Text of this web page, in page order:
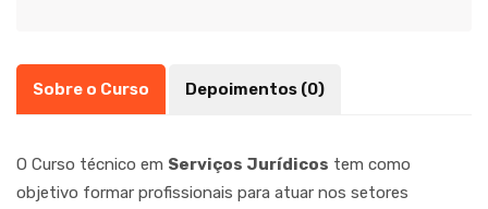
Sobre o Curso Depoimentos (0)
O Curso técnico em Serviços Jurídicos tem como
objetivo formar profissionais para atuar nos setores